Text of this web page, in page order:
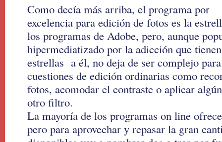
Como decía más arriba, el programa por
excelencia para edición de fotos es la
los programas de Adobe, pero, aunque
hipermediatizado por la adicción que
estrellas a él, no deja de ser complejo para
cuestiones de edición ordinarias como
fotos, acomodar el contraste o aplicar
otro filtro.
La mayoría de los programas on line
pero para aprovechar y repasar la gran